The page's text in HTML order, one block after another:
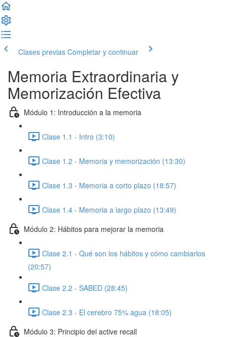
Clases previas Completar y continuar
Memoria Extraordinaria y
Memorización Efectiva
Módulo 1: Introducción a la memoria
Clase 1.1 - Intro (3:10)
Clase 1.2 - Memoria y memorización (13:30)
Clase 1.3 - Memoria a corto plazo (18:57)
Clase 1.4 - Memoria a largo plazo (13:49)
Módulo 2: Hábitos para mejorar la memoria
Clase 2.1 - Qué son los hábitos y cómo cambiarlos
(20:57)
Clase 2.2 - SABED (28:45)
Clase 2.3 - El cerebro 75% agua (18:05)
Módulo 3: Principio del active recall